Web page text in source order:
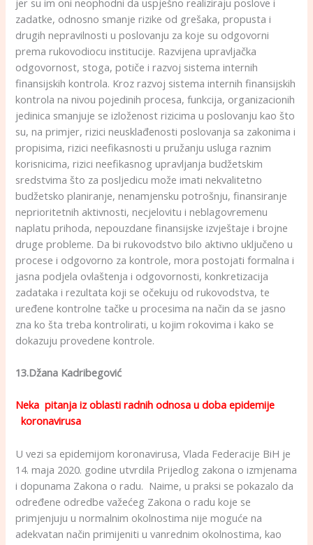
zadatke, odnosno smanje rizike od grešaka, propusta i
drugih nepravilnosti u poslovanju za koje su odgovorni
prema rukovodiocu institucije. Razvijena upravljačka
odgovornost, stoga, potiče i razvoj sistema internih
finansijskih kontrola. Kroz razvoj sistema internih finansijskih
kontrola na nivou pojedinih procesa, funkcija, organizacionih
jedinica smanjuje se izloženost rizicima u poslovanju kao što
su, na primjer, rizici neusklađenosti poslovanja sa zakonima i
propisima, rizici neefikasnosti u pružanju usluga raznim
korisnicima, rizici neefikasnog upravljanja budžetskim
sredstvima što za posljedicu može imati nekvalitetno
budžetsko planiranje, nenamjensku potrošnju, finansiranje
neprioritetnih aktivnosti, necjelovitu i neblagovremenu
naplatu prihoda, nepouzdane finansijske izvještaje i brojne
druge probleme. Da bi rukovodstvo bilo aktivno uključeno u
procese i odgovorno za kontrole, mora postojati formalna i
jasna podjela ovlaštenja i odgovornosti, konkretizacija
zadataka i rezultata koji se očekuju od rukovodstva, te
uređene kontrolne tačke u procesima na način da se jasno
zna ko šta treba kontrolirati, u kojim rokovima i kako se
dokazuju provedene kontrole.
13.Džana Kadribegović
Neka pitanja iz oblasti radnih odnosa u doba epidemije
koronavirusa
U vezi sa epidemijom koronavirusa, Vlada Federacije BiH je
14. maja 2020. godine utvrdila Prijedlog zakona o izmjenama
i dopunama Zakona o radu. Naime, u praksi se pokazalo da
određene odredbe važećeg Zakona o radu koje se
primjenjuju u normalnim okolnostima nije moguće na
adekvatan način primijeniti u vanrednim okolnostima, kao